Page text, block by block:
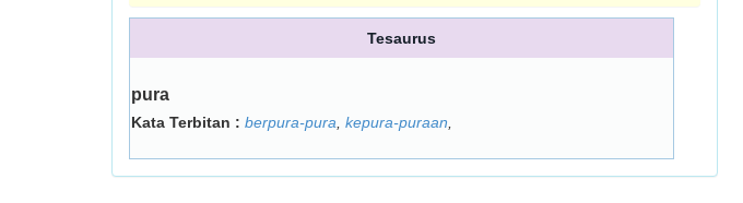
Tesaurus
pura
Kata Terbitan : berpura-pura kepura-puraan